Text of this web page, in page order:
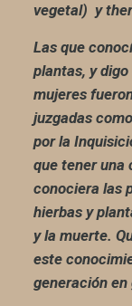
vegetal) y
Las que
plantas, y
mujeres
juzgadas
por la
que tener una
conociera las
hierbas y
y la muerte.
este
generación en